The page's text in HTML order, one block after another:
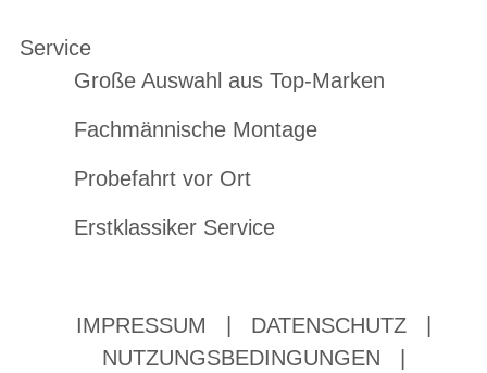
Service
Große Auswahl aus Top-Marken
Fachmännische Montage
Probefahrt vor Ort
Erstklassiker Service
IMPRESSUM DATENSCHUTZ
NUTZUNGSBEDINGUNGEN